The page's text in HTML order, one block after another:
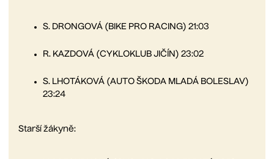
S. DRONGOVÁ (BIKE PRO RACING) 21:03
R. KAZDOVÁ (CYKLOKLUB JIČÍN) 23:02
S. LHOTÁKOVÁ (AUTO ŠKODA MLADÁ BOLESLAV)
23:24
Starší žákyně: